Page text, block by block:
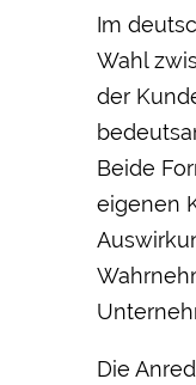
Im
Wahl
der
Beide
eigenen
Die